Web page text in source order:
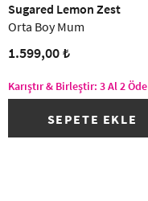
Sugared Lemon Zest
Orta Boy Mum
1.599,00 ₺
Karıştır & Birleştir: 3 Al 2 Öde
SEPETE EKLE